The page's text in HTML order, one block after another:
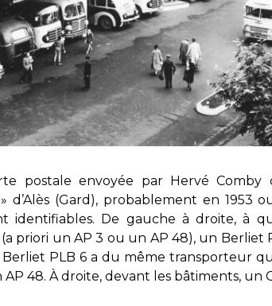
postale envoyée par Hervé Comby
d’Alès (Gard), probablement en 1953
identifiables. De gauche à droite, à
priori un AP 3 ou un AP 48), un Berliet
PLB 6 a du même transporteur
AP 48. À droite, devant les bâtiments, un